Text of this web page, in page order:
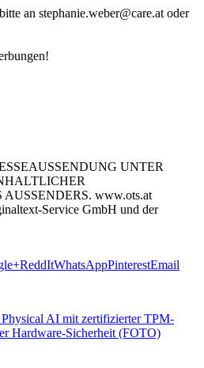
an stephanie.weber@care.at oder
UNTER
www.ots.at
Service GmbH und der
ReddItWhatsAppPinterestEmail
AI mit zertifizierter TPM-
Hardware-Sicherheit (FOTO)